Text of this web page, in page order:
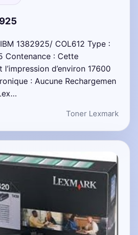
1382925/ COL612 Type :
Contenance : Cette
d’environ 17600
: Aucune Rechargemen
Toner Lexmark